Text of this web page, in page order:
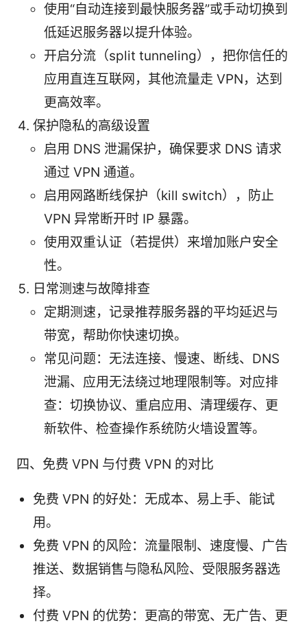
使用“自动连接到最快服务器”或手动切换到
低延迟服务器以提升体验。
开启分流（split tunneling），把你信任的
应用直连互联网，其他流量走 VPN，达到
更高效率。
保护隐私的高级设置
启用 DNS 泄漏保护，确保要求 DNS 请求
通过 VPN 通道。
启用网路断线保护（kill switch），防止
VPN 异常断开时 IP 暴露。
使用双重认证（若提供）来增加账户安全
性。
日常测速与故障排查
定期测速，记录推荐服务器的平均延迟与
带宽，帮助你快速切换。
常见问题：无法连接、慢速、断线、DNS
泄漏、应用无法绕过地理限制等。对应排
查：切换协议、重启应用、清理缓存、更
新软件、检查操作系统防火墙设置等。
四、免费 VPN 与付费 VPN 的对比
免费 VPN 的好处：无成本、易上手、能试
用。
免费 VPN 的风险：流量限制、速度慢、广告
推送、数据销售与隐私风险、受限服务器选
择。
付费 VPN 的优势：更高的带宽、无广告、更